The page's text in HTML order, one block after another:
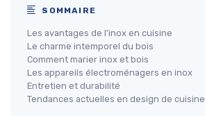
SOMMAIRE
Les avantages de l'inox en cuisine
Le charme intemporel du bois
Comment marier inox et bois
Les appareils électroménagers en inox
Entretien et durabilité
Tendances actuelles en design de cuisine